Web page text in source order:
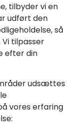
tilbyder vi en
udført den
så
tilpasser
efter din
udsættes
vores erfaring